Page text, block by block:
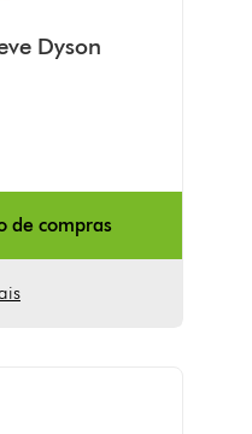
Dyson
de compras